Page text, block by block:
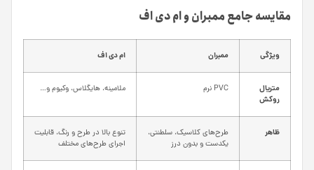
مقایسه جامع ممبران و ام دی اف
ویژگی ممبران ام دی اف
متریال
روکش
PVC نرم ملامینه، هایگلاس، وکیوم و…
ظاهر
طرح‌های کلاسیک، سلطنتی،
یکدست و بدون درز
تنوع بالا در طرح و رنگ، قابلیت
اجرای طرح‌های مختلف